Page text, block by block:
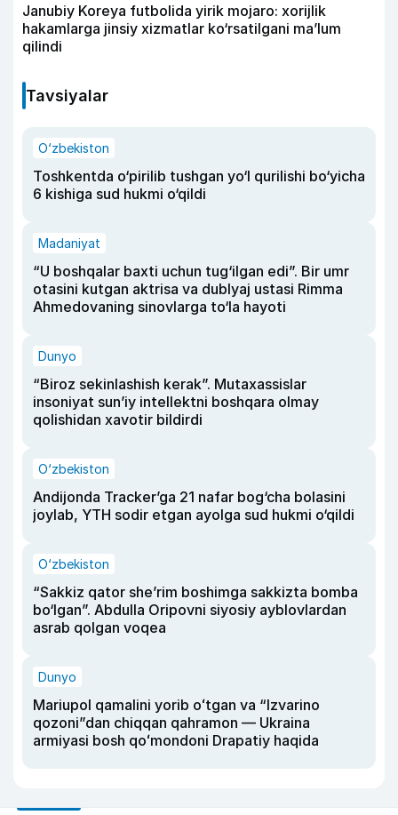
Janubiy Koreya futbolida yirik mojaro: xorijlik
hakamlarga jinsiy xizmatlar ko‘rsatilgani ma’lum
qilindi
Tavsiyalar
O‘zbekiston
Toshkentda o‘pirilib tushgan yo‘l qurilishi bo‘yicha
6 kishiga sud hukmi o‘qildi
Madaniyat
“U boshqalar baxti uchun tug‘ilgan edi”. Bir umr
otasini kutgan aktrisa va dublyaj ustasi Rimma
Ahmedovaning sinovlarga to‘la hayoti
Dunyo
“Biroz sekinlashish kerak”. Mutaxassislar
insoniyat sun’iy intellektni boshqara olmay
qolishidan xavotir bildirdi
O‘zbekiston
Andijonda Tracker’ga 21 nafar bog‘cha bolasini
joylab, YTH sodir etgan ayolga sud hukmi o‘qildi
O‘zbekiston
“Sakkiz qator she’rim boshimga sakkizta bomba
bo‘lgan”. Abdulla Oripovni siyosiy ayblovlardan
asrab qolgan voqea
Dunyo
Mariupol qamalini yorib oʻtgan va “Izvarino
qozoni”dan chiqqan qahramon — Ukraina
armiyasi bosh qoʻmondoni Drapatiy haqida